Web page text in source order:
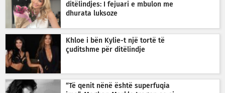
ditëlindjes: I fejuari e mbulon me
dhurata luksoze
Khloe i bën Kylie-t një tortë të
çuditshme për ditëlindje
“Të qenit nënë është superfuqia